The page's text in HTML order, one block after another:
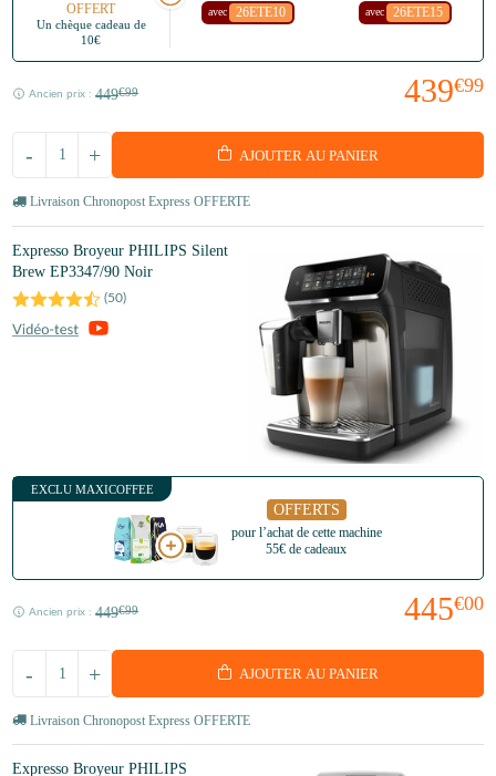
OFFERT
Un chèque cadeau de
10€
avec 26ETE10 avec 26ETE15
439€99
Ancien prix : 449€99
+
- AJOUTER AU PANIER
Livraison Chronopost Express OFFERTE
Expresso Broyeur PHILIPS Silent
Brew EP3347/90 Noir
(50)
EXCLU MAXICOFFEE
OFFERTS
pour l’achat de cette machine
55€ de cadeaux
445€00
Ancien prix : 449€99
+
- AJOUTER AU PANIER
Livraison Chronopost Express OFFERTE
Expresso Broyeur PHILIPS